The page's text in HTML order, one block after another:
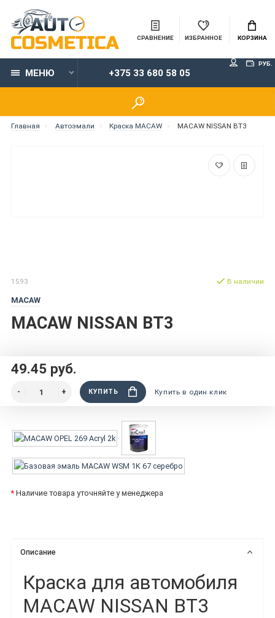
СРАВНЕНИЕ ИЗБРАННОЕ КОРЗИНА
МЕНЮ +375 33 680 58 05
РУБ.
Главная Автоэмали Краска MACAW MACAW NISSAN BT3
1593
MACAW
MACAW NISSAN BT3
В наличии
49.45 руб.
КУПИТЬ Купить в один клик
* Наличие товара уточняйте у менеджера
Описание
Краска для автомобиля
MACAW NISSAN BT3